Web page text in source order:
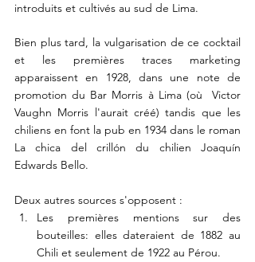
introduits et cultivés au sud de Lima.
Bien plus tard, la vulgarisation de ce cocktail
et les premières traces marketing
apparaissent en 1928, dans une note de
promotion du Bar Morris à Lima (où  Victor
Vaughn Morris l'aurait créé) tandis que les
chiliens en font la pub en 1934 dans le roman
La chica del crillón du chilien Joaquín
Edwards Bello.
Deux autres sources s'opposent :
Les premières mentions sur des
bouteilles: elles dateraient de 1882 au
Chili et seulement de 1922 au Pérou.